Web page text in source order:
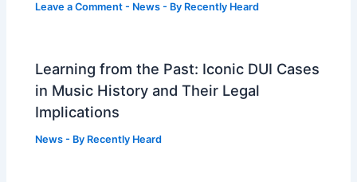
Leave a Comment - News - By Recently Heard
Learning from the Past: Iconic DUI Cases
in Music History and Their Legal
Implications
News - By Recently Heard